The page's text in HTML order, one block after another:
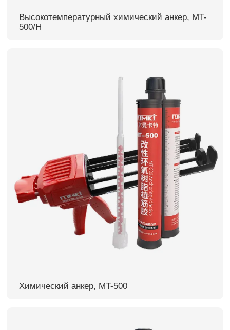
Высокотемпературный химический анкер, MT-
500/H
Химический анкер, MT-500